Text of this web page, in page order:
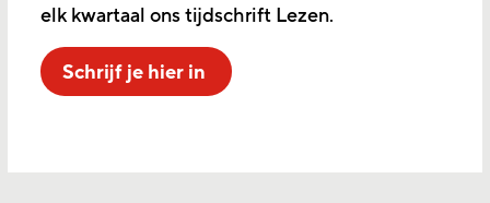
elk kwartaal ons tijdschrift Lezen.
Schrijf je hier in